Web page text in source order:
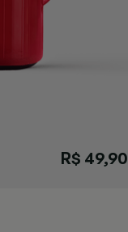
R$ 49,90